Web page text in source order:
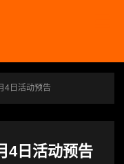
4日活动预告
4日活动预告